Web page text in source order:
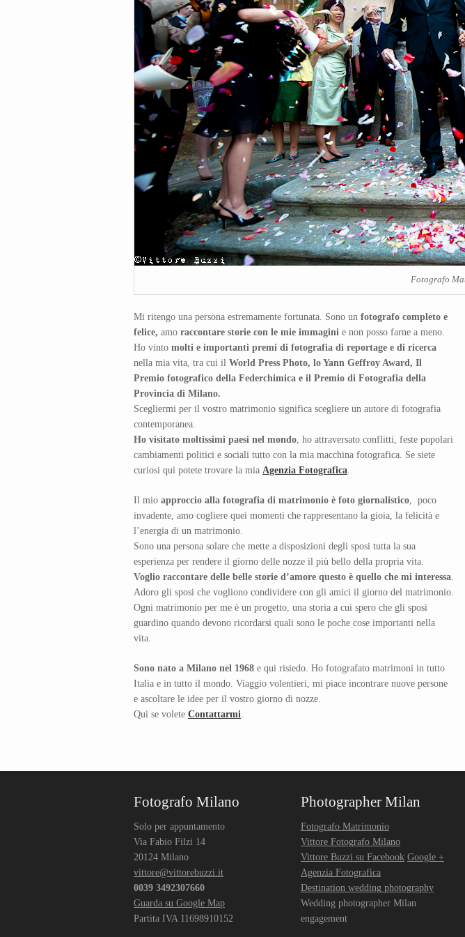
Fotografo
Mi ritengo una persona estremamente fortunata. Sono un fotografo completo e
felice, amo raccontare storie con le mie immagini e non posso farne a meno.
Ho vinto molti e importanti premi di fotografia di reportage e di ricerca
nella mia vita, tra cui il World Press Photo, lo Yann Geffroy Award, Il
Premio fotografico della Federchimica e il Premio di Fotografia della
Provincia di Milano.
Scegliermi per il vostro matrimonio significa scegliere un autore di fotografia
contemporanea.
Ho visitato moltissimi paesi nel mondo , ho attraversato conflitti, feste popolari
cambiamenti politici e sociali tutto con la mia macchina fotografica. Se siete
curiosi qui potete trovare la mia Agenzia Fotografica
Il mio approccio alla fotografia di matrimonio è foto giornalistico , poco
invadente, amo cogliere quei momenti che rappresentano la gioia, la felicità e
l’energia di un matrimonio.
Sono una persona solare che mette a disposizioni degli sposi tutta la sua
esperienza per rendere il giorno delle nozze il più bello della propria vita.
Voglio raccontare delle belle storie d’amore questo è quello che mi interessa
Adoro gli sposi che vogliono condividere con gli amici il giorno del matrimonio.
Ogni matrimonio per me è un progetto, una storia a cui spero che gli sposi
guardino quando devono ricordarsi quali sono le poche cose importanti nella
vita.
Sono nato a Milano nel 1968 e qui risiedo. Ho fotografato matrimoni in tutto
Italia e in tutto il mondo. Viaggio volentieri, mi piace incontrare nuove persone
e ascoltare le idee per il vostro giorno di nozze.
Qui se volete Contattarmi
Fotografo Milano
Solo per appuntamento
Via Fabio Filzi 14
20124 Milano
vittore@vittorebuzzi.it
0039 3492307660
Guarda su Google Map
Partita IVA 11698910152
Photographer Milan
Fotografo Matrimonio
Vittore Fotografo Milano
Vittore Buzzi su Facebook Google +
Agenzia Fotografica
Destination wedding photography
Wedding photographer Milan
engagement